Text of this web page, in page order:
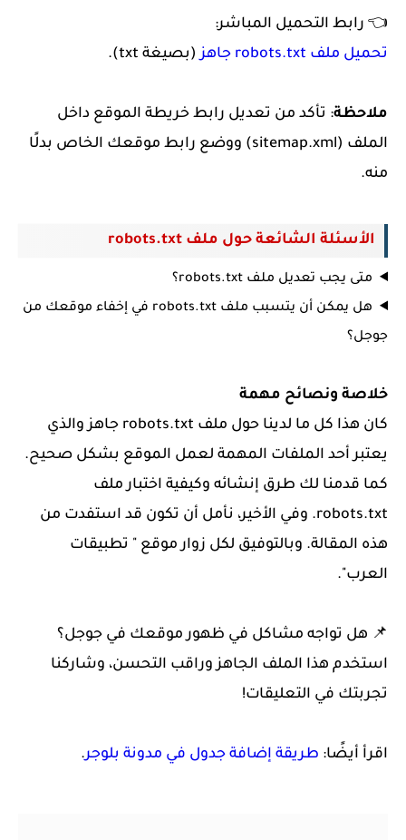
👈 رابط التحميل المباشر:
تحميل ملف robots.txt جاهز
(بصيغة txt).
ملاحظة: تأكد من تعديل رابط خريطة الموقع داخل
الملف (sitemap.xml) ووضع رابط موقعك الخاص بدلًا
منه.
الأسئلة الشائعة حول ملف robots.txt
متى يجب تعديل ملف robots.txt؟
هل يمكن أن يتسبب ملف robots.txt في إخفاء موقعك من
جوجل؟
خلاصة ونصائح مهمة
كان هذا كل ما لدينا حول ملف robots.txt جاهز والذي
يعتبر أحد الملفات المهمة لعمل الموقع بشكل صحيح.
كما قدمنا لك طرق إنشائه وكيفية اختبار ملف
robots.txt. وفي الأخير، نأمل أن تكون قد استفدت من
هذه المقالة. وبالتوفيق لكل زوار موقع " تطبيقات
العرب".
📌 هل تواجه مشاكل في ظهور موقعك في جوجل؟
استخدم هذا الملف الجاهز وراقب التحسن، وشاركنا
تجربتك في التعليقات!
اقرأ أيضًا: طريقة إضافة جدول في مدونة بلوجر.